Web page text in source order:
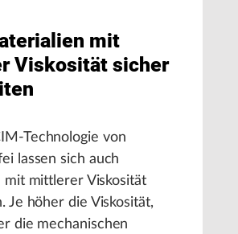
mit
Viskosität sicher
Technologie von
lassen sich auch
mit mittlerer Viskosität
Je höher die Viskosität,
die mechanischen